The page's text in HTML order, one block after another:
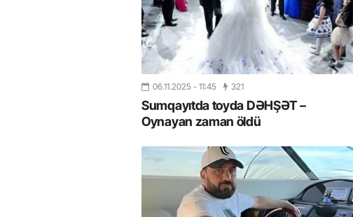
06.11.2025 - 11:45 321
Sumqayıtda toyda DƏHŞƏT –
Oynayan zaman öldü